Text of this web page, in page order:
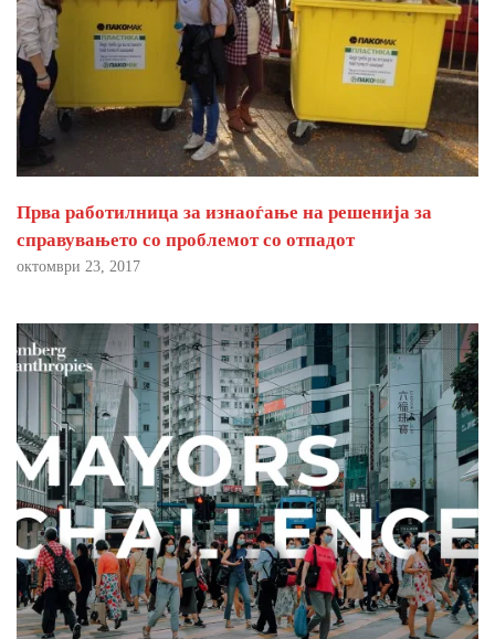
Прва работилница за изнаоѓање на решенија за
справувањето со проблемот со отпадот
октомври 23, 2017